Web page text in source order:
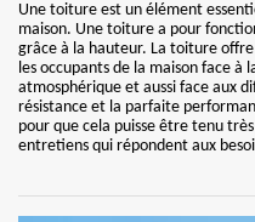
Une toiture est un élément
maison. Une toiture a pour
grâce à la hauteur. La toiture
les occupants de la maison face
atmosphérique et aussi face aux
résistance et la parfaite
pour que cela puisse être tenu
entretiens qui répondent aux